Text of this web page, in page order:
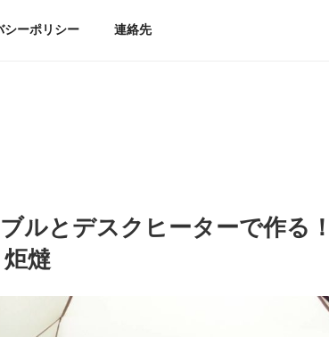
シーポリシー 連絡先
ルとデスクヒーターで作る！
燵